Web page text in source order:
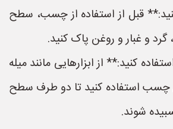
قبل از استفاده از چسب، سطح
گرد و غبار و روغن پاک کنید.
کنید:** از ابزارهایی مانند میله
چسب استفاده کنید تا دو طرف سطح
شوند.